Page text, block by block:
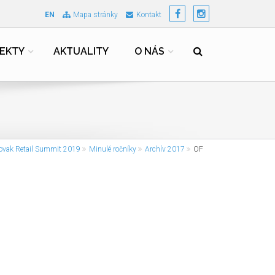
EN Mapa stránky Kontakt
AKTUALITY O NÁS
Retail Summit 2019 Minulé ročníky Archív 2017 OF